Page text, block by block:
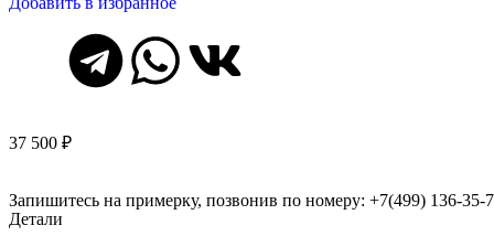
37 500 ₽
Запишитесь на примерку, позвонив по номеру: +7(499) 136-35-
Детали